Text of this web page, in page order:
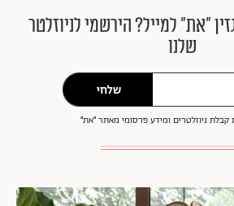
״את״ למייל? הירשמי לניוזלטר
שלנו
שלחי
ניוזלטרים ומידע פרסומי מאתר ״את״